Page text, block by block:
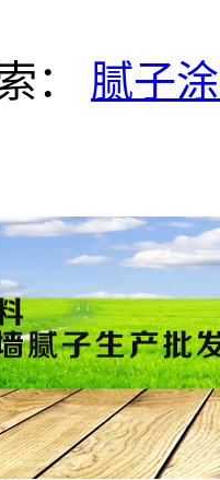
： 腻子